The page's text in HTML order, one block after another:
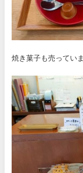
焼き菓子も売ってい